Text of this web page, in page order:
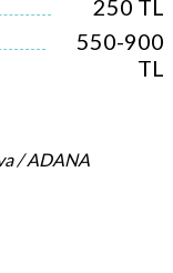
250 TL
550-900
TL
/ ADANA